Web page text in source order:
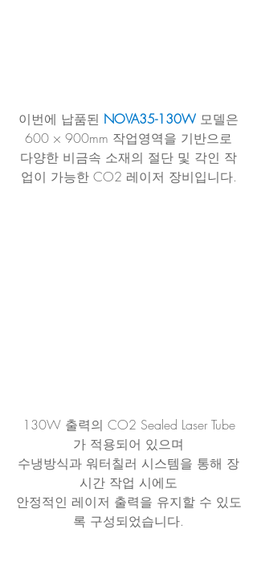
이번에 납품된 NOVA35-130W​ 모델은
600 × 900mm 작업영역을 기반으로
다양한 비금속 소재의 절단 및 각인 작
업이 가능한 CO2 레이저 장비입니다.
130W 출력의 CO2 Sealed Laser Tube
가 적용되어 있으며
수냉방식과 워터칠러 시스템을 통해 장
시간 작업 시에도
안정적인 레이저 출력을 유지할 수 있도
록 구성되었습니다.